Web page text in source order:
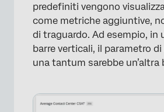
predefiniti vengono
come metriche aggiuntive,
di traguardo. Ad esempio, in
barre verticali, il parametro
una tantum sarebbe un’altra